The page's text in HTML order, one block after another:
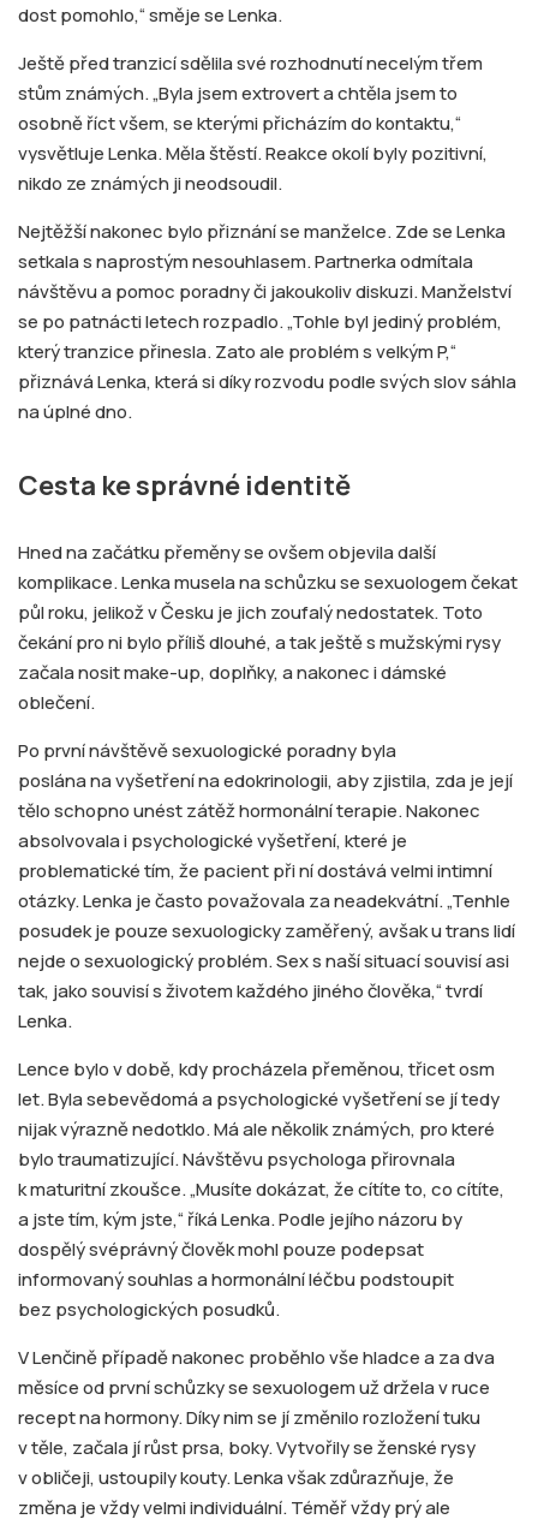
dost pomohlo,“ směje se Lenka.
Ještě před tranzicí sdělila své rozhodnutí necelým třem
stům známých. „Byla jsem extrovert a chtěla jsem to
osobně říct všem, se kterými přicházím do kontaktu,“
vysvětluje Lenka. Měla štěstí. Reakce okolí byly pozitivní,
nikdo ze známých ji neodsoudil.
Nejtěžší nakonec bylo přiznání se manželce. Zde se Lenka
setkala s naprostým nesouhlasem. Partnerka odmítala
návštěvu a pomoc poradny či jakoukoliv diskuzi. Manželství
se po patnácti letech rozpadlo. „Tohle byl jediný problém,
který tranzice přinesla. Zato ale problém s velkým P,“
přiznává Lenka, která si díky rozvodu podle svých slov sáhla
na úplné dno.
Cesta ke správné identitě
Hned na začátku přeměny se ovšem objevila další
komplikace. Lenka musela na schůzku se sexuologem čekat
půl roku, jelikož v Česku je jich zoufalý nedostatek. Toto
čekání pro ni bylo příliš dlouhé, a tak ještě s mužskými rysy
začala nosit make-up, doplňky, a nakonec i dámské
oblečení.
Po první návštěvě sexuologické poradny byla
poslána na vyšetření na edokrinologii, aby zjistila, zda je její
tělo schopno unést zátěž hormonální terapie. Nakonec
absolvovala i psychologické vyšetření, které je
problematické tím, že pacient při ní dostává velmi intimní
otázky. Lenka je často považovala za neadekvátní. „Tenhle
posudek je pouze sexuologicky zaměřený, avšak u trans lidí
nejde o sexuologický problém. Sex s naší situací souvisí asi
tak, jako souvisí s životem každého jiného člověka,“ tvrdí
Lenka.
Lence bylo v době, kdy procházela přeměnou, třicet osm
let. Byla sebevědomá a psychologické vyšetření se jí tedy
nijak výrazně nedotklo. Má ale několik známých, pro které
bylo traumatizující. Návštěvu psychologa přirovnala
k maturitní zkoušce. „Musíte dokázat, že cítíte to, co cítíte,
a jste tím, kým jste,“ říká Lenka. Podle jejího názoru by
dospělý svéprávný člověk mohl pouze podepsat
informovaný souhlas a hormonální léčbu podstoupit
bez psychologických posudků.
V Lenčině případě nakonec proběhlo vše hladce a za dva
měsíce od první schůzky se sexuologem už držela v ruce
recept na hormony. Díky nim se jí změnilo rozložení tuku
v těle, začala jí růst prsa, boky. Vytvořily se ženské rysy
v obličeji, ustoupily kouty. Lenka však zdůrazňuje, že
změna je vždy velmi individuální. Téměř vždy prý ale